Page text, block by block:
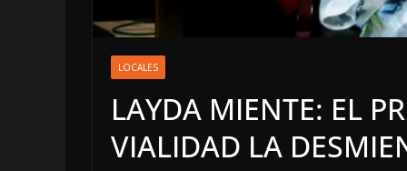
LOCALES
LAYDA MIENTE: EL
VIALIDAD LA
LOCALES
5